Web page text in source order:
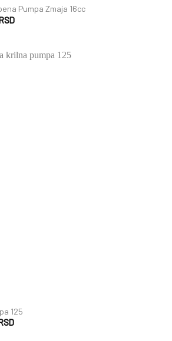
Pumpa Zmaja 16cc
125
RSD